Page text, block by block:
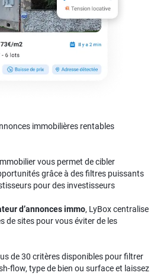
immobilières rentables
vous permet de cibler
grâce à des filtres puissants
pour des investisseurs
d’annonces immo, LyBox centralise
de sites pour vous éviter de les
de 30 critères disponibles pour filtrer
flow, type de bien ou surface et laissez